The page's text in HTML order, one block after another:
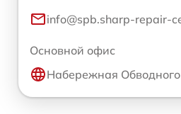
info@spb.sharp-repair-
Основной офис
Набережная